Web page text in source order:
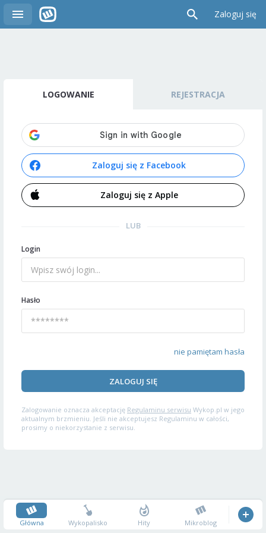
Zaloguj się
LOGOWANIE REJESTRACJA
Zaloguj się z Facebook
Zaloguj się z Apple
LUB
Login
Hasło
nie pamiętam hasła
ZALOGUJ SIĘ
Zalogowanie oznacza akceptację Regulaminu serwisu Wykop.pl w jego
aktualnym brzmieniu. Jeśli nie akceptujesz Regulaminu w całości,
prosimy o niekorzystanie z serwisu.
Główna Wykopalisko Hity Mikroblog